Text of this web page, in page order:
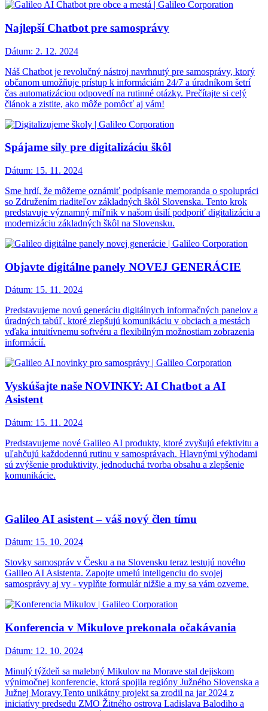
Najlepší Chatbot pre samosprávy
Dátum: 2. 12. 2024
Náš Chatbot je revolučný nástroj navrhnutý pre samosprávy, ktorý
občanom umožňuje prístup k informáciám 24/7 a úradníkom šetrí
čas automatizáciou odpovedí na rutinné otázky. Prečítajte si celý
článok a zistite, ako môže pomôcť aj vám!
Spájame sily pre digitalizáciu škôl
Dátum: 15. 11. 2024
Sme hrdí, že môžeme oznámiť podpísanie memoranda o spolupráci
so Združením riaditeľov základných škôl Slovenska. Tento krok
predstavuje významný míľnik v našom úsilí podporiť digitalizáciu a
modernizáciu základných škôl na Slovensku.
Objavte digitálne panely NOVEJ GENERÁCIE
Dátum: 15. 11. 2024
Predstavujeme novú generáciu digitálnych informačných panelov a
úradných tabúľ, ktoré zlepšujú komunikáciu v obciach a mestách
vďaka intuitívnemu softvéru a flexibilným možnostiam zobrazenia
informácií.
Vyskúšajte naše NOVINKY: AI Chatbot a AI
Asistent
Dátum: 15. 11. 2024
Predstavujeme nové Galileo AI produkty, ktoré zvyšujú efektivitu a
uľahčujú každodennú rutinu v samosprávach. Hlavnými výhodami
sú zvýšenie produktivity, jednoduchá tvorba obsahu a zlepšenie
komunikácie.
Galileo AI asistent – váš nový člen tímu
Dátum: 15. 10. 2024
Stovky samospráv v Česku a na Slovensku teraz testujú nového
Galileo AI Asistenta. Zapojte umelú inteligenciu do svojej
samosprávy aj vy - vyplňte formulár nižšie a my sa vám ozveme.
Konferencia v Mikulove prekonala očakávania
Dátum: 12. 10. 2024
Minulý týždeň sa malebný Mikulov na Morave stal dejiskom
výnimočnej konferencie, ktorá spojila regióny Južného Slovenska a
Južnej Moravy.Tento unikátny projekt sa zrodil na jar 2024 z
iniciatívy predsedu ZMO Žitného ostrova Ladislava Balodiho a